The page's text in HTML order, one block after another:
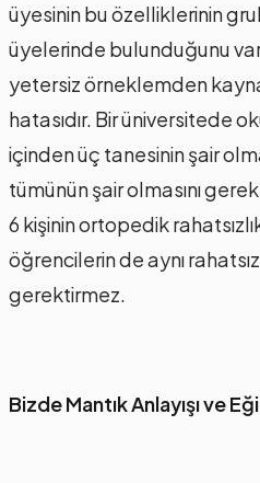
üyesinin bu özelliklerinin
üyelerinde bulunduğunu
yetersiz örneklemden
hatasıdır. Bir üniversitede
içinden üç tanesinin şair
tümünün şair olmasını
6 kişinin ortopedik
öğrencilerin de aynı
gerektirmez.
Bizde Mantık Anlayışı ve